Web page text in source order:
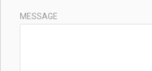
MESSAGE